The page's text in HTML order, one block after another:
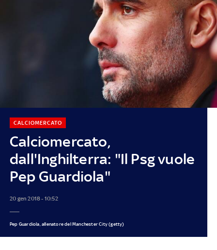
Calciomercato,
dall'Inghilterra: "Il Psg vuole
Pep Guardiola"
CALCIOMERCATO
20 gen 2018 - 10:52
Pep Guardiola, allenatore del Manchester City (getty)